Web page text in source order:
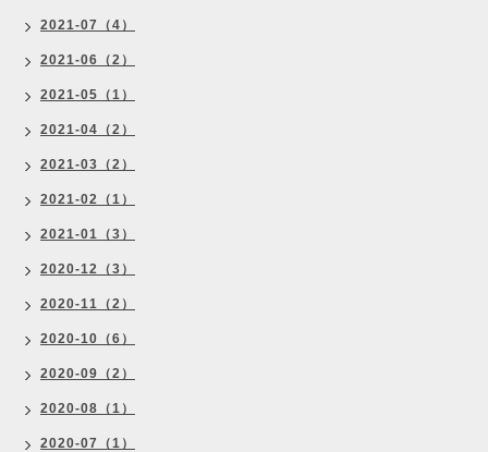
2021-07（4）
2021-06（2）
2021-05（1）
2021-04（2）
2021-03（2）
2021-02（1）
2021-01（3）
2020-12（3）
2020-11（2）
2020-10（6）
2020-09（2）
2020-08（1）
2020-07（1）